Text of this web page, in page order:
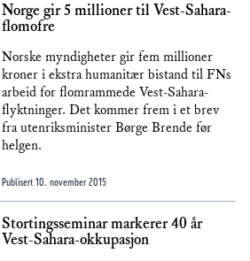
Norge gir 5 millioner til Vest-Sahara-
flomofre
Norske myndigheter gir fem millioner
kroner i ekstra humanitær bistand til FNs
arbeid for flomrammede Vest-Sahara-
flyktninger. Det kommer frem i et brev
fra utenriksminister Børge Brende før
helgen.
Publisert 10. november 2015
Stortingsseminar markerer 40 år
Vest-Sahara-okkupasjon